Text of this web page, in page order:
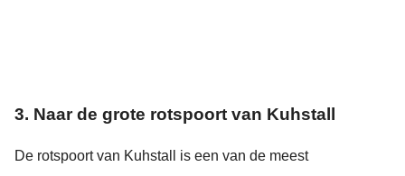
3. Naar de grote rotspoort van Kuhstall
De rotspoort van Kuhstall is een van de meest